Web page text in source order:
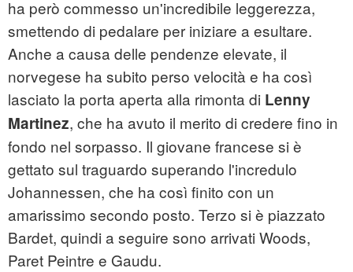
ha però commesso un'incredibile leggerezza,
smettendo di pedalare per iniziare a esultare.
Anche a causa delle pendenze elevate, il
norvegese ha subito perso velocità e ha così
lasciato la porta aperta alla rimonta di Lenny
Martinez, che ha avuto il merito di credere fino in
fondo nel sorpasso. Il giovane francese si è
gettato sul traguardo superando l'incredulo
Johannessen, che ha così finito con un
amarissimo secondo posto. Terzo si è piazzato
Bardet, quindi a seguire sono arrivati Woods,
Paret Peintre e Gaudu.